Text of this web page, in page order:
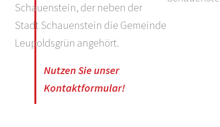
Schauenstein, der neben der
Stadt Schauenstein die Gemeinde
Leupoldsgrün angehört.
Nutzen Sie unser
Kontaktformular!